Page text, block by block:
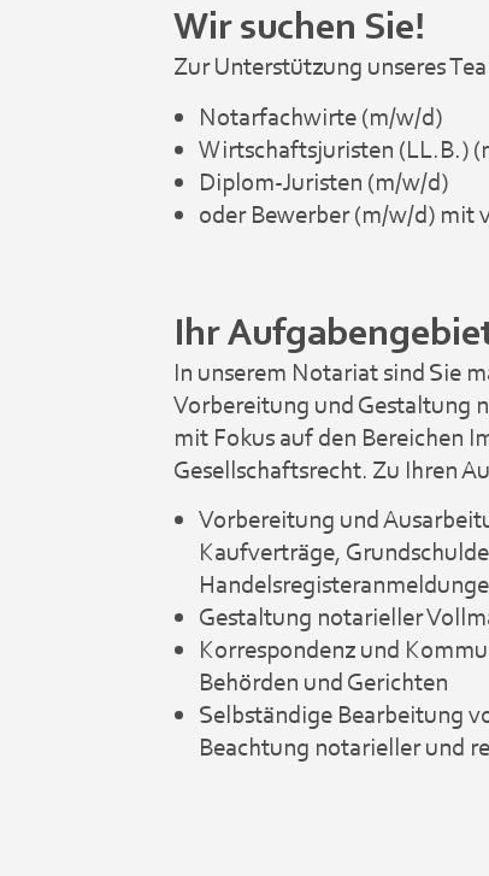
Wir suchen Sie!
Zur Unterstützung unseres
Notarfachwirte (m/w/d)
Wirtschaftsjuristen (LL.B.)
Diplom-Juristen (m/w/d)
oder Bewerber (m/w/d) mit
Ihr
In unserem Notariat sind Sie
Vorbereitung und Gestaltung
mit Fokus auf den Bereichen
Gesellschaftsrecht. Zu Ihren
Vorbereitung und
Kaufverträge,
Gestaltung notarieller
Korrespondenz und
Behörden und Gerichten
Selbständige Bearbeitung
Beachtung notarieller und